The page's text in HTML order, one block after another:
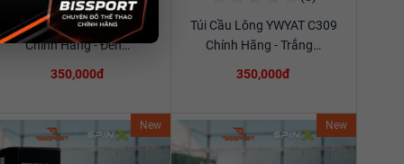
Xem chi tiết
Túi Cầu Lông YWYAT 300D
Chính Hãng - Đen…
350,000đ
Xem chi tiết
Túi Cầu Lông YWYAT C309
Chính Hãng - Trắng…
350,000đ
New New